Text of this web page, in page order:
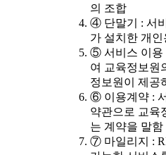
의 조합
④ 단말기 : 서
가 설치한 개인
⑤ 서비스 이용
여 교육정보원
정보원이 제공
⑥ 이용계약 :
약관으로 교육
는 계약을 말함
⑦ 마일리지 :